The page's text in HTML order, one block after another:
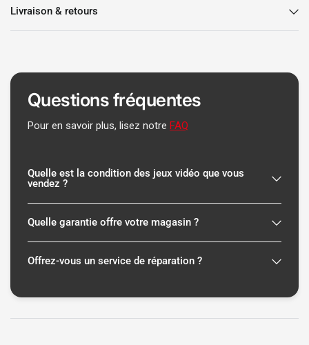
Livraison & retours
Questions fréquentes
Pour en savoir plus, lisez notreFAQ
Quelle est la condition des jeux vidéo que vous
vendez ?
Quelle garantie offre votre magasin ?
Offrez-vous un service de réparation ?